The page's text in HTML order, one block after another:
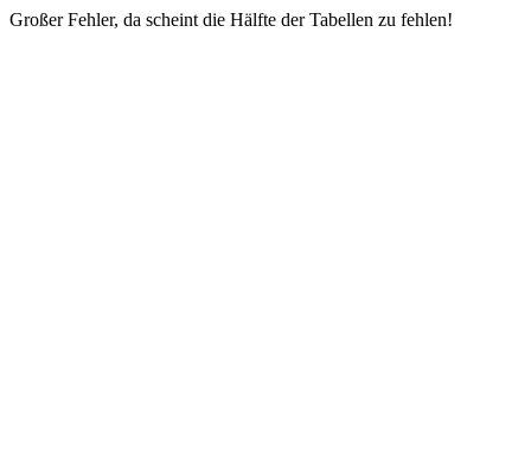
Großer Fehler, da scheint die Hälfte der Tabellen zu fehlen!